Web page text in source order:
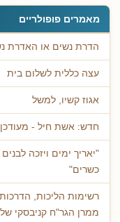
מאמרים פופולריים
הדרת נשים או האדרת
עצה כללית לשלום בית
אגוז קשיו, למשל
חדש: אשת חיל - מעודכן
"יאריך ימים ויזכה לבנים
כשרים"
רשימות הליכות,
ממרן הגר"ח קניבסקי